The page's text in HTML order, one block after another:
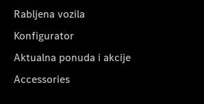
Rabljena vozila
Konfigurator
Aktualna ponuda i akcije
Accessories